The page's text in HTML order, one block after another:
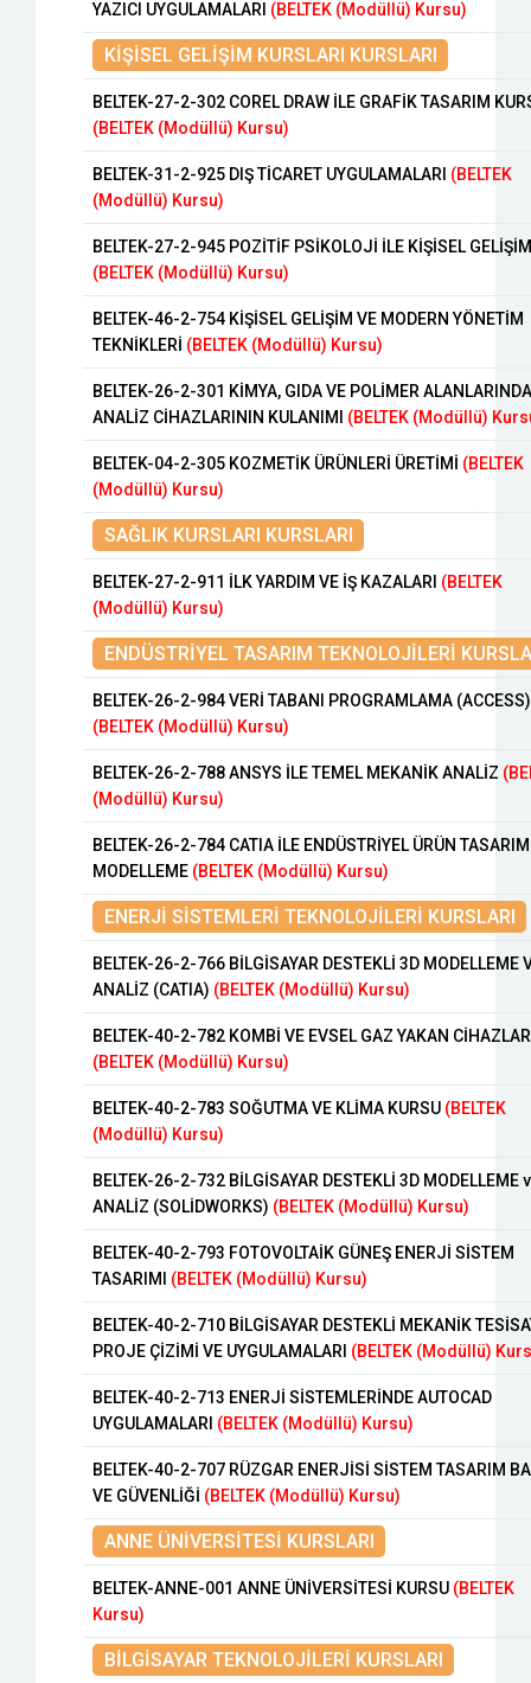
YAZICI UYGULAMALARI (BELTEK (Modüllü) Kursu)
KİŞİSEL GELİŞİM KURSLARI KURSLARI
BELTEK-27-2-302 COREL DRAW İLE GRAFİK TASARIM
(BELTEK (Modüllü) Kursu)
BELTEK-31-2-925 DIŞ TİCARET UYGULAMALARI (BELTEK
(Modüllü) Kursu)
BELTEK-27-2-945 POZİTİF PSİKOLOJİ İLE KİŞİSEL GELİŞİM
(BELTEK (Modüllü) Kursu)
BELTEK-46-2-754 KİŞİSEL GELİŞİM VE MODERN YÖNETİM
TEKNİKLERİ (BELTEK (Modüllü) Kursu)
BELTEK-26-2-301 KİMYA, GIDA VE POLİMER ALANLARINDA
ANALİZ CİHAZLARININ KULANIMI (BELTEK (Modüllü)
BELTEK-04-2-305 KOZMETİK ÜRÜNLERİ ÜRETİMİ (BELTEK
(Modüllü) Kursu)
SAĞLIK KURSLARI KURSLARI
BELTEK-27-2-911 İLK YARDIM VE İŞ KAZALARI (BELTEK
(Modüllü) Kursu)
ENDÜSTRİYEL TASARIM TEKNOLOJİLERİ
BELTEK-26-2-984 VERİ TABANI PROGRAMLAMA
(BELTEK (Modüllü) Kursu)
BELTEK-26-2-788 ANSYS İLE TEMEL MEKANİK ANALİZ
(Modüllü) Kursu)
BELTEK-26-2-784 CATIA İLE ENDÜSTRİYEL ÜRÜN
MODELLEME (BELTEK (Modüllü) Kursu)
ENERJİ SİSTEMLERİ TEKNOLOJİLERİ KURSLARI
BELTEK-26-2-766 BİLGİSAYAR DESTEKLİ 3D MODELLEME
ANALİZ (CATIA) (BELTEK (Modüllü) Kursu)
BELTEK-40-2-782 KOMBİ VE EVSEL GAZ YAKAN CİHAZLAR
(BELTEK (Modüllü) Kursu)
BELTEK-40-2-783 SOĞUTMA VE KLİMA KURSU (BELTEK
(Modüllü) Kursu)
BELTEK-26-2-732 BİLGİSAYAR DESTEKLİ 3D MODELLEME
ANALİZ (SOLİDWORKS) (BELTEK (Modüllü) Kursu)
BELTEK-40-2-793 FOTOVOLTAİK GÜNEŞ ENERJİ SİSTEM
TASARIMI (BELTEK (Modüllü) Kursu)
BELTEK-40-2-710 BİLGİSAYAR DESTEKLİ MEKANİK
PROJE ÇİZİMİ VE UYGULAMALARI (BELTEK (Modüllü)
BELTEK-40-2-713 ENERJİ SİSTEMLERİNDE AUTOCAD
UYGULAMALARI (BELTEK (Modüllü) Kursu)
BELTEK-40-2-707 RÜZGAR ENERJİSİ SİSTEM TASARIM
VE GÜVENLİĞİ (BELTEK (Modüllü) Kursu)
ANNE ÜNİVERSİTESİ KURSLARI
BELTEK-ANNE-001 ANNE ÜNİVERSİTESİ KURSU (BELTEK
Kursu)
BİLGİSAYAR TEKNOLOJİLERİ KURSLARI